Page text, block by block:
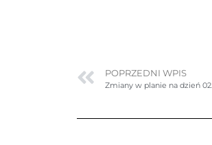
POPRZEDNI WPIS
Zmiany w planie na dzień